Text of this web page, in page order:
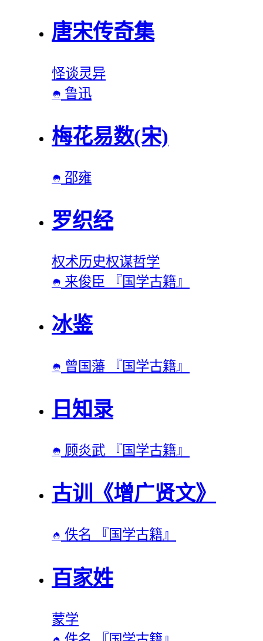
唐宋传奇集
怪谈灵异
 鲁迅
梅花易数(宋)
 邵雍
罗织经
权术历史权谋哲学
 来俊臣 『国学古籍』
冰鉴
 曾国藩 『国学古籍』
日知录
 顾炎武 『国学古籍』
古训《增广贤文》
 佚名 『国学古籍』
百家姓
蒙学